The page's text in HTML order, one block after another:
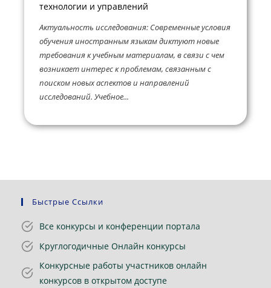
технологии и управлений
Актуальность исследования: Современные условия
обучения иностранным языкам диктуют новые
требования к учебным материалам, в связи с чем
возникает интерес к проблемам, связанным с
поиском новых аспектов и направлений
исследований. Учебное...
Быстрые Ссылки
Все конкурсы и конференции портала
Круглогодичные Онлайн конкурсы
Конкурсные работы участников онлайн
конкурсов в открытом доступе